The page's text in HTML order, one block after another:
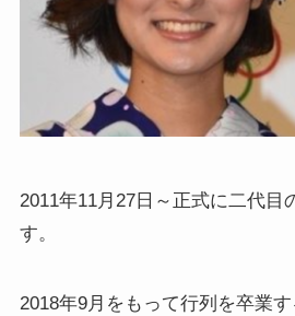
2011年11月27日～正式に二代目
す。
2018年9月をもって行列を卒業す